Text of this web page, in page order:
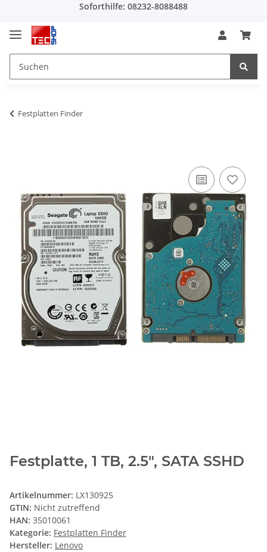
Soforthilfe: 08232-8088488
Festplatten Finder
Festplatte, 1 TB, 2.5", SATA SSHD
Artikelnummer: LX130925
GTIN: Nicht zutreffend
HAN: 35010061
Kategorie: Festplatten Finder
Hersteller: Lenovo